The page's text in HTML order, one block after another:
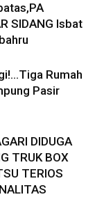
SIDANG Isbat
Rumah
Pasir
DIDUGA
TRUK BOX
TERIOS